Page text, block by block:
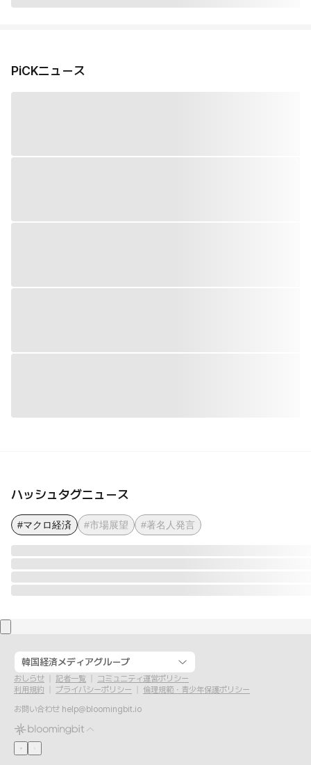
PiCKニュース
ハッシュタグニュース
#マクロ経済 #市場展望 #著名人発言
韓国経済メディアグループ
おしらせ 記者一覧
コミュニティ運営ポリシー
利用規約
プライバシーポリシー
倫理規範・青少年保護ポリシー
お問い合わせ help@bloomingbit.io